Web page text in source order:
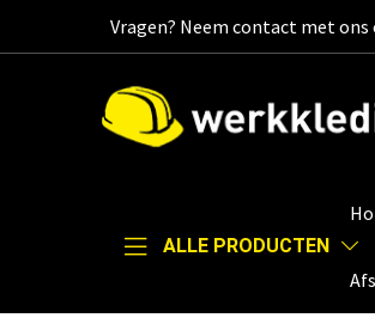
Vragen? Neem contact met ons
ALLE PRODUCTEN